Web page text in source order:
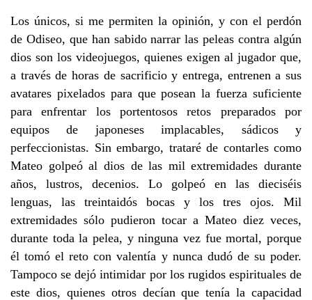
Los únicos, si me permiten la opinión, y con el perdón
de Odiseo, que han sabido narrar las peleas contra algún
dios son los videojuegos, quienes exigen al jugador que,
a través de horas de sacrificio y entrega, entrenen a sus
avatares pixelados para que posean la fuerza suficiente
para enfrentar los portentosos retos preparados por
equipos de japoneses implacables, sádicos y
perfeccionistas. Sin embargo, trataré de contarles como
Mateo golpeó al dios de las mil extremidades durante
años, lustros, decenios. Lo golpeó en las dieciséis
lenguas, las treintaidós bocas y los tres ojos. Mil
extremidades sólo pudieron tocar a Mateo diez veces,
durante toda la pelea, y ninguna vez fue mortal, porque
él tomó el reto con valentía y nunca dudó de su poder.
Tampoco se dejó intimidar por los rugidos espirituales de
este dios, quienes otros decían que tenía la capacidad